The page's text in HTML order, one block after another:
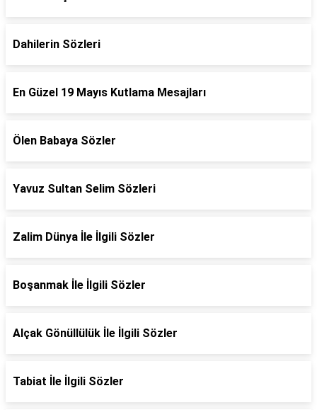
Dahilerin Sözleri
En Güzel 19 Mayıs Kutlama Mesajları
Ölen Babaya Sözler
Yavuz Sultan Selim Sözleri
Zalim Dünya İle İlgili Sözler
Boşanmak İle İlgili Sözler
Alçak Gönüllülük İle İlgili Sözler
Tabiat İle İlgili Sözler